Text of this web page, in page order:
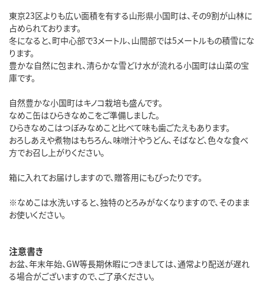
東京23区よりも広い面積を有する山形県小国町は、その9割が山林に
占められております。
冬になると、町中心部で3メートル、山間部では5メートルもの積雪にな
ります。
豊かな自然に包まれ、清らかな雪どけ水が流れる小国町は山菜の宝
庫です。
自然豊かな小国町はキノコ栽培も盛んです。
なめこ缶はひらきなめこをご準備しました。
ひらきなめこはつぼみなめこと比べて味も歯ごたえもあります。
おろしあえや煮物はもちろん、味噌汁やうどん、そばなど、色々な食べ
方でお召し上がりください。
箱に入れてお届けしますので、贈答用にもぴったりです。
※なめこは水洗いすると、独特のとろみがなくなりますので、そのまま
お使いください。
注意書き
お盆、年末年始、GW等長期休暇につきましては、通常より配送が遅れ
る場合がございますので、ご了承ください。